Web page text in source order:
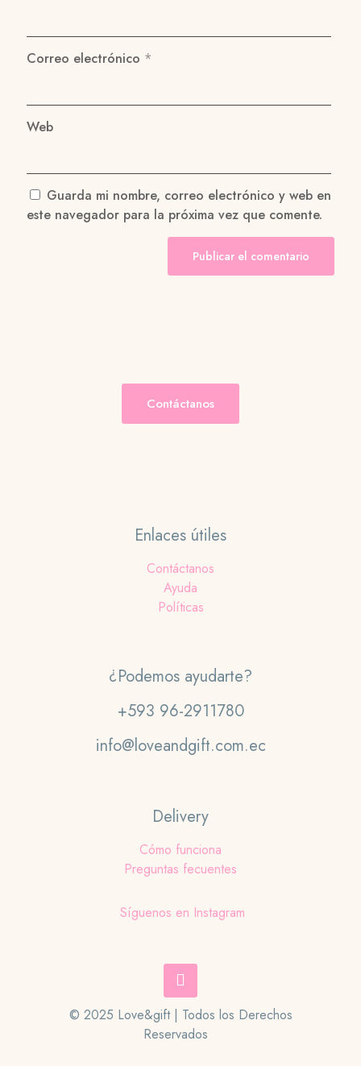
Correo electrónico *
Web
Guarda mi nombre, correo electrónico y web en
este navegador para la próxima vez que comente.
Contáctanos
Enlaces útiles
Contáctanos
Ayuda
Políticas
¿Podemos ayudarte?
+593 96-2911780
info@loveandgift.com.ec
Delivery
Cómo funciona
Preguntas fecuentes
Síguenos en Instagram
© 2025 Love&gift | Todos los Derechos
Reservados